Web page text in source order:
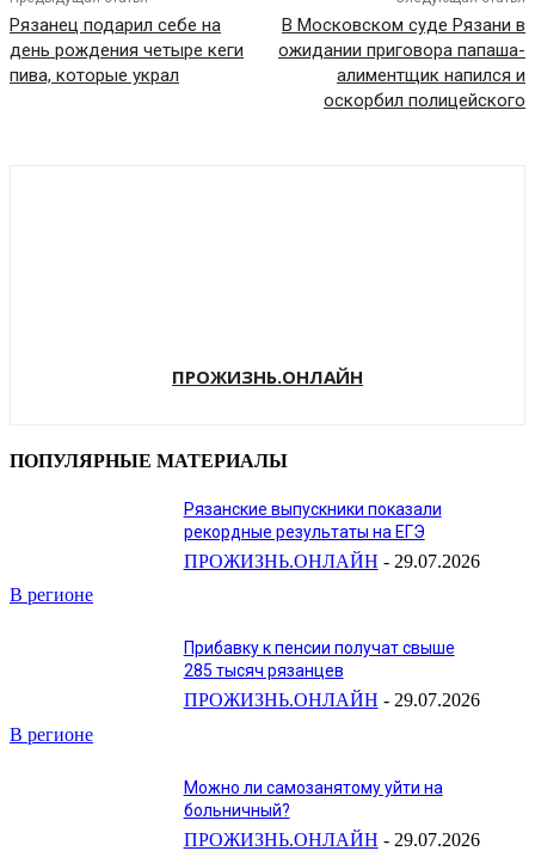
Рязанец подарил себе на
день рождения четыре кеги
пива, которые украл
В Московском суде Рязани в
ожидании приговора папаша-
алиментщик напился и
оскорбил полицейского
ПРОЖИЗНЬ.ОНЛАЙН
ПОПУЛЯРНЫЕ МАТЕРИАЛЫ
В регионе
Рязанские выпускники показали
рекордные результаты на ЕГЭ
ПРОЖИЗНЬ.ОНЛАЙН - 29.07.2026
В регионе
Прибавку к пенсии получат свыше
285 тысяч рязанцев
ПРОЖИЗНЬ.ОНЛАЙН - 29.07.2026
Можно ли самозанятому уйти на
больничный?
ПРОЖИЗНЬ.ОНЛАЙН - 29.07.2026